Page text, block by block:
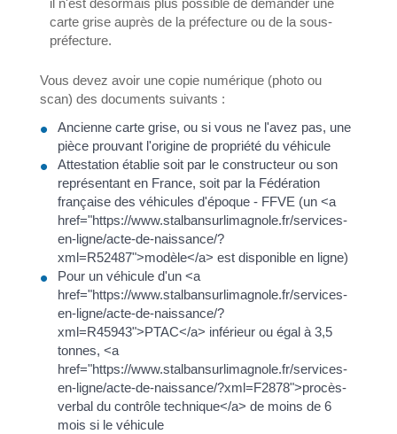
il n'est désormais plus possible de demander une
carte grise auprès de la préfecture ou de la sous-
préfecture.
Vous devez avoir une copie numérique (photo ou
scan) des documents suivants :
Ancienne carte grise, ou si vous ne l'avez pas, une
pièce prouvant l'origine de propriété du véhicule
Attestation établie soit par le constructeur ou son
représentant en France, soit par la Fédération
française des véhicules d'époque - FFVE (un <a
href="https://www.stalbansurlimagnole.fr/services-
en-ligne/acte-de-naissance/?
xml=R52487">modèle</a> est disponible en ligne)
Pour un véhicule d'un <a
href="https://www.stalbansurlimagnole.fr/services-
en-ligne/acte-de-naissance/?
xml=R45943">PTAC</a> inférieur ou égal à 3,5
tonnes, <a
href="https://www.stalbansurlimagnole.fr/services-
en-ligne/acte-de-naissance/?xml=F2878">procès-
verbal du contrôle technique</a> de moins de 6
mois si le véhicule